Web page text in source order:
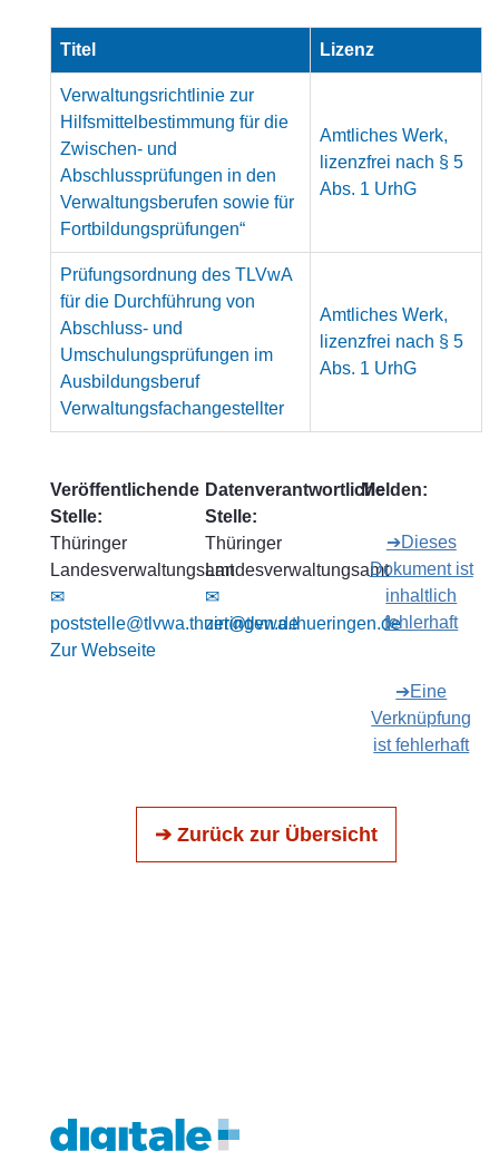
Titel Lizenz
Verwaltungsrichtlinie zur
Hilfsmittelbestimmung für die
Zwischen- und
Abschlussprüfungen in den
Verwaltungsberufen sowie für
Fortbildungsprüfungen“
Amtliches Werk,
lizenzfrei nach § 5
Abs. 1 UrhG
Prüfungsordnung des TLVwA
für die Durchführung von
Abschluss- und
Umschulungsprüfungen im
Ausbildungsberuf
Verwaltungsfachangestellter
Amtliches Werk,
lizenzfrei nach § 5
Abs. 1 UrhG
Veröffentlichende
Stelle:
Thüringer
Landesverwaltungsamt
✉
poststelle@tlvwa.thueringen.de
Zur Webseite
Datenverantwortliche
Stelle:
Thüringer
Landesverwaltungsamt
✉
zirt@tlvwa.thueringen.de
Melden:
➔Dieses
Dokument ist
inhaltlich
fehlerhaft
➔Eine
Verknüpfung
ist fehlerhaft
➔ Zurück zur Übersicht